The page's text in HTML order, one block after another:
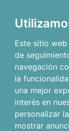
Este sitio
de
navegación
la
una mejor
interés en
personalizar
mostrar